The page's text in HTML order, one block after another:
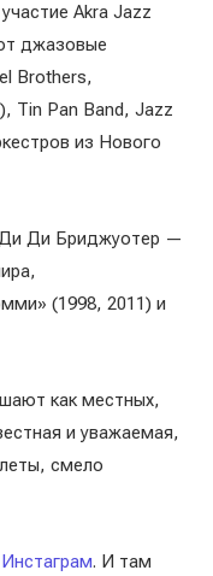
Akra Jazz
джазовые
Brothers,
Tin Pan Band, Jazz
из Нового
Ди Бриджуотер —
(1998, 2011) и
как местных,
и уважаемая,
смело
Инстаграм. И там